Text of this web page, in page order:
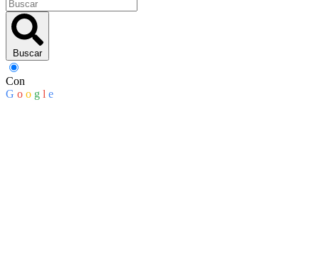
Buscar
Con
G o o g l e